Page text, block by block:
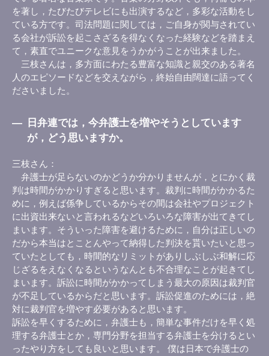
を著し，たびたびテレビにも出演するなど，多彩な活動をし
ている方です。司法問題に関しては，ご自身が関与されてい
る会社が訴訟を起こさざるを得なくなった経験などを踏まえ
て，素直でユニークな意見をうかがうことが出来ました。
三枝さんは，多方面にわたる豊富な知識と親交のある著名
人のエピソードなどを交えながら，終始自由闊達に語ってく
ださいました。
―
日弁連では，今弁護士を増やそうとしています
が，どう思いますか。
三枝さん
弁護士が足らないのかどうか分かりませんが，とにかく裁
判は時間がかかりすぎると思います。裁判に時間がかかるた
めに，例えば係争しているからその間は会社やプロジェクト
に出資出来ないと言われるなどいろいろな障害が出てきてし
まいます。そういった障害を避けるために，自分は正しいの
だから本当はとことんやって納得した判決を貰いたいと思っ
ていたとしても，時間的なリミットがありしぶしぶ和解に応
じざるをえなくなるというなんとも不合理なことが起きてし
まいます。訴訟に時間がかかってしまう最大の原因は裁判官
が不足しているからだと思います。訴訟促進のためには，絶
対に裁判官を増やす必要があると思います。
訴訟を早くするために，弁護士も，簡単な事件だけを早く処
理する弁護士とか，専門分野を担当する弁護士を分けるとい
ったやり方をしても良いと思います。 僕は日本で弁護士の